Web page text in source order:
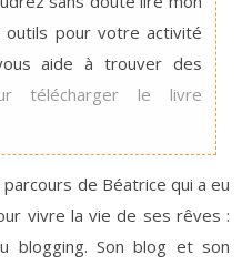
pour votre activité
aide à trouver des
télécharger le livre
parcours de Béatrice qui a eu
vivre la vie de ses rêves :
blogging. Son blog et son